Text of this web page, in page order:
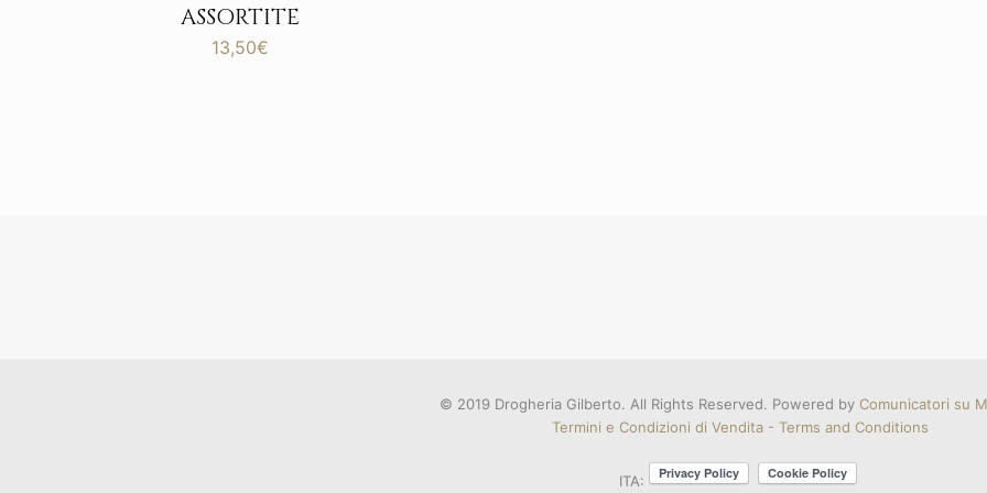
ASSORTITE
13,50€
© 2019 Drogheria Gilberto. All Rights Reserved. Powered by Comunicatori su
Termini e Condizioni di Vendita - Terms and Conditions
ITA: